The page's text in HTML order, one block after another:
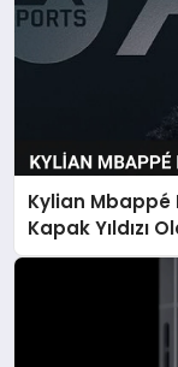
Kylian Mbappé
Kapak Yıldızı